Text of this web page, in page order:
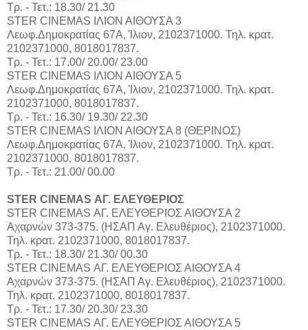
Τρ. - Τετ.: 18.30/ 21.30
STER CINEMAS ΙΛΙΟΝ ΑΙΘΟΥΣΑ 3
Λεωφ.Δημοκρατίας 67Α, Ίλιον, 2102371000. Τηλ. κρατ.
2102371000, 8018017837.
Τρ. - Τετ.: 17.00/ 20.00/ 23.00
STER CINEMAS ΙΛΙΟΝ ΑΙΘΟΥΣΑ 5
Λεωφ.Δημοκρατίας 67Α, Ίλιον, 2102371000. Τηλ. κρατ.
2102371000, 8018017837.
Τρ. - Τετ.: 16.30/ 19.30/ 22.30
STER CINEMAS ΙΛΙΟΝ ΑΙΘΟΥΣΑ 8 (ΘΕΡΙΝΟΣ)
Λεωφ.Δημοκρατίας 67Α, Ίλιον, 2102371000. Τηλ. κρατ.
2102371000, 8018017837.
Τρ. - Τετ.: 21.00/ 00.00
STER CINEMAS ΑΓ. ΕΛΕΥΘΕΡΙΟΣ
STER CINEMAS ΑΓ. ΕΛΕΥΘΕΡΙΟΣ ΑΙΘΟΥΣΑ 2
Αχαρνών 373-375. (ΗΣΑΠ Αγ. Ελευθέριος), 2102371000.
Τηλ. κρατ. 2102371000, 8018017837.
Τρ. - Τετ.: 18.30/ 21.30/ 00.30
STER CINEMAS ΑΓ. ΕΛΕΥΘΕΡΙΟΣ ΑΙΘΟΥΣΑ 4
Αχαρνών 373-375. (ΗΣΑΠ Αγ. Ελευθέριος), 2102371000.
Τηλ. κρατ. 2102371000, 8018017837.
Τρ. - Τετ.: 17.30/ 20.30/ 23.30
STER CINEMAS ΑΓ. ΕΛΕΥΘΕΡΙΟΣ ΑΙΘΟΥΣΑ 5